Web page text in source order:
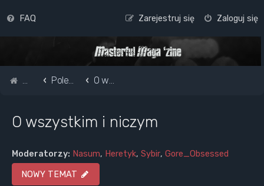
FAQ Zaloguj się
Zarejestruj się
Strona główna
Pole do popisu... O wszystkim i niczym
O wszystkim i niczym
Moderatorzy: Nasum, Heretyk, Sybir, Gore_Obsessed
NOWY TEMAT